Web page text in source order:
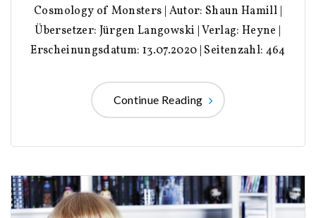
Cosmology of Monsters | Autor: Shaun Hamill |
Übersetzer: Jürgen Langowski | Verlag: Heyne |
Erscheinungsdatum: 13.07.2020 | Seitenzahl: 464
Continue Reading